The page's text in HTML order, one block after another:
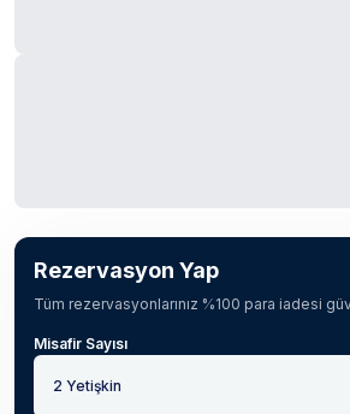
Rezervasyon Yap
Tüm rezervasyonlarınız %100 para iadesi
Misafir Sayısı
2 Yetişkin